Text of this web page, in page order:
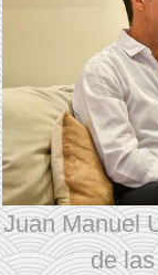
Juan Manuel
de